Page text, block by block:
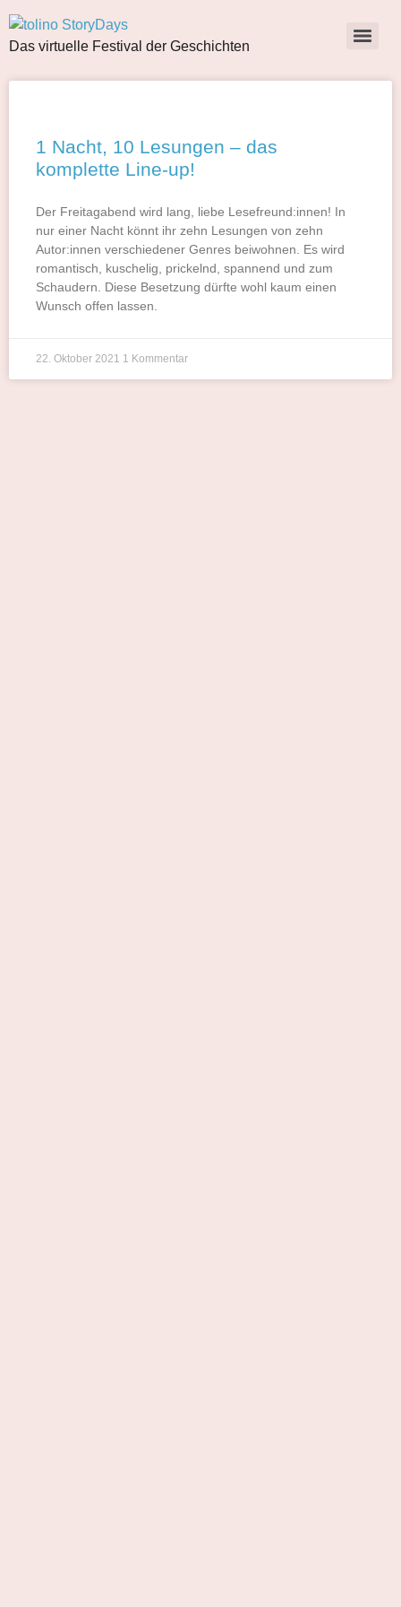
Das virtuelle Festival der Geschichten
1 Nacht, 10 Lesungen – das
komplette Line-up!
Der Freitagabend wird lang, liebe Lesefreund:innen! In
nur einer Nacht könnt ihr zehn Lesungen von zehn
Autor:innen verschiedener Genres beiwohnen. Es wird
romantisch, kuschelig, prickelnd, spannend und zum
Schaudern. Diese Besetzung dürfte wohl kaum einen
Wunsch offen lassen.
22. Oktober 2021 1 Kommentar